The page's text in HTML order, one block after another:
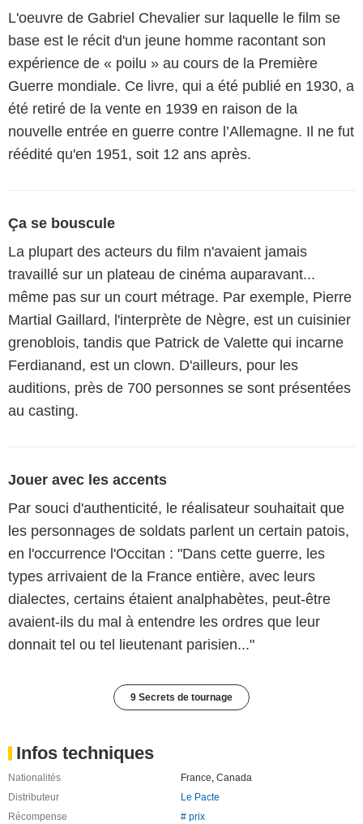
L'oeuvre de Gabriel Chevalier sur laquelle le film se
base est le récit d'un jeune homme racontant son
expérience de « poilu » au cours de la Première
Guerre mondiale. Ce livre, qui a été publié en 1930, a
été retiré de la vente en 1939 en raison de la
nouvelle entrée en guerre contre l’Allemagne. Il ne fut
réédité qu'en 1951, soit 12 ans après.
Ça se bouscule
La plupart des acteurs du film n'avaient jamais
travaillé sur un plateau de cinéma auparavant...
même pas sur un court métrage. Par exemple, Pierre
Martial Gaillard, l'interprète de Nègre, est un cuisinier
grenoblois, tandis que Patrick de Valette qui incarne
Ferdianand, est un clown. D'ailleurs, pour les
auditions, près de 700 personnes se sont présentées
au casting.
Jouer avec les accents
Par souci d'authenticité, le réalisateur souhaitait que
les personnages de soldats parlent un certain patois,
en l'occurrence l'Occitan : "Dans cette guerre, les
types arrivaient de la France entière, avec leurs
dialectes, certains étaient analphabètes, peut-être
avaient-ils du mal à entendre les ordres que leur
donnait tel ou tel lieutenant parisien..."
9 Secrets de tournage
Infos techniques
Nationalités France, Canada
Distributeur
Le Pacte
Récompense
# prix